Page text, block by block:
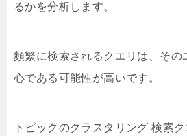
るかを分析します。
頻繁に検索されるクエリは、その
心である可能性が高いです。
トピックのクラスタリング 検索